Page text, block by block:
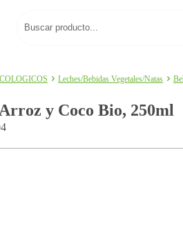
Leches/Bebidas Vegetales/Natas
y Coco Bio, 250ml